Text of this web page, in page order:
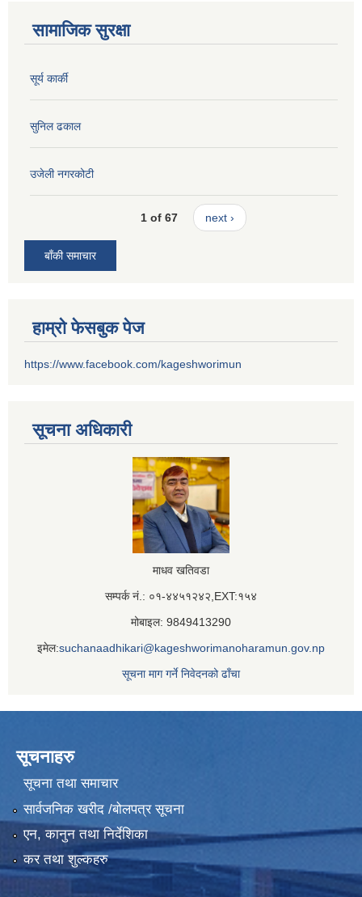
सामाजिक सुरक्षा
सूर्य कार्की
सुनिल ढकाल
उजेली नगरकोटी
1 of 67 next ›
बाँकी समाचार
हाम्रो फेसबुक पेज
https://www.facebook.com/kageshworimun
सूचना अधिकारी
माधव खतिवडा
सम्पर्क नं.: ०१-४४५१२४२,EXT:१५४
मोबाइल: 9849413290
इमेल:suchanaadhikari@kageshworimanoharamun.gov.np
सूचना माग गर्ने निवेदनको ढाँचा
सूचनाहरु
सूचना तथा समाचार
सार्वजनिक खरीद /बोलपत्र सूचना
एन, कानुन तथा निर्देशिका
कर तथा शुल्कहरु